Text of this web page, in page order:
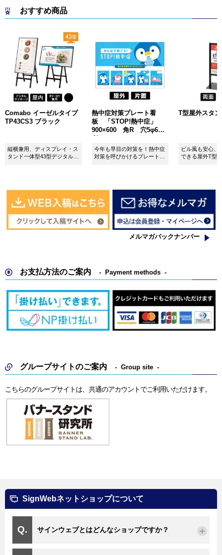
おすすめ商品
Comabo イーゼルタイプ
TP43CS3 ブラック
縦横兼用、ディスプレイ・ス
タンド一体型43型デジタルサ
熱中症対策プレート看
板 「STOP!熱中症」
900×600 角R 穴5φ6カ
今年も早目の対策を！熱中症
対策を呼びかけるプレート看
T型屋外スタ
ビル風も安心、
できる屋外T型
メルマガバックナンバー
お支払方法のご案内 Payment methods
グループサイトのご案内 Group site
こちらのグループサイトは、共通のアカウントでご利用いただけます。
SignWebネットショップについて
サインウェブとはどんなショップですか？